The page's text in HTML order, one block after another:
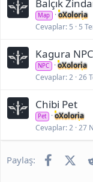
Balçık
Map
oXoloria
Cevaplar 5 5
Kagura NPC
NPC
oXoloria
Cevaplar 2 26
Chibi Pet
Pet
oXoloria
Cevaplar 2 27
Paylaş: X